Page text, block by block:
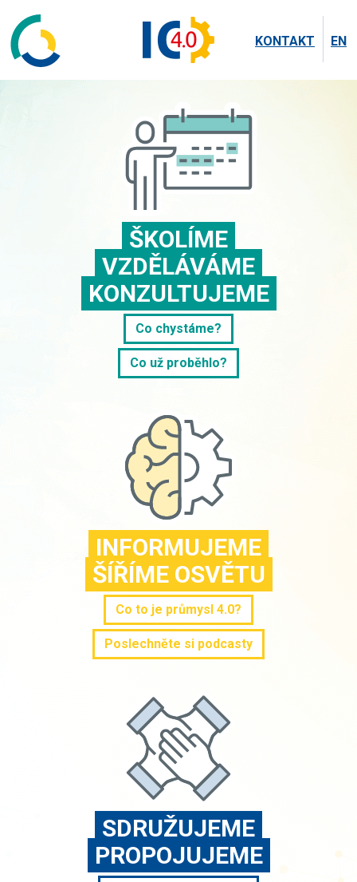
KONTAKT EN
ŠKOLÍME
VZDĚLÁVÁME
KONZULTUJEME
Co chystáme?
Co už proběhlo?
INFORMUJEME
ŠÍŘÍME OSVĚTU
Co to je průmysl 4.0?
Poslechněte si podcasty
SDRUŽUJEME
PROPOJUJEME